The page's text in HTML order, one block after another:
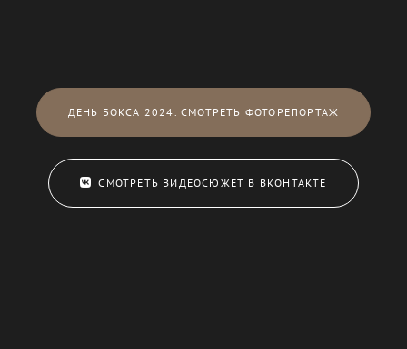
ДЕНЬ БОКСА 2024. СМОТРЕТЬ ФОТОРЕПОРТАЖ
СМОТРЕТЬ ВИДЕОСЮЖЕТ В ВКОНТАКТЕ